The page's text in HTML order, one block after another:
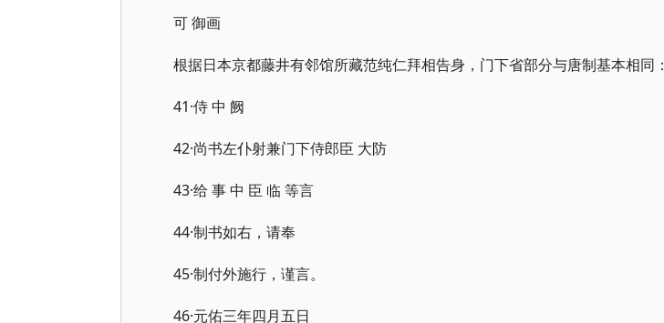
可 御画
根据日本京都藤井有邻馆所藏范纯仁拜相告身，门下省部分与唐制基本相同：
41·侍 中 阙
42·尚书左仆射兼门下侍郎臣 大防
43·给 事 中 臣 临 等言
44·制书如右，请奉
45·制付外施行，谨言。
46·元佑三年四月五日